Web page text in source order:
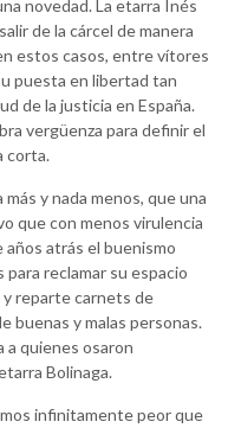
novedad. La etarra Inés
de la cárcel de manera
estos casos, entre vítores
puesta en libertad tan
de la justicia en España.
vergüenza para definir el
corta.
y nada menos, que una
que con menos virulencia
atrás el buenismo
reclamar su espacio
reparte carnets de
buenas y malas personas.
quienes osaron
Bolinaga.
infinitamente peor que